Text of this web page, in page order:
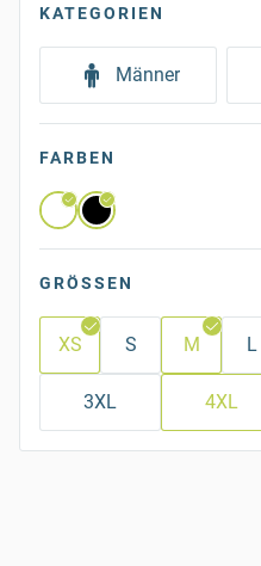
KATEGORIEN
Männer
FARBEN
GRÖSSEN
XS S M L
3XL 4XL